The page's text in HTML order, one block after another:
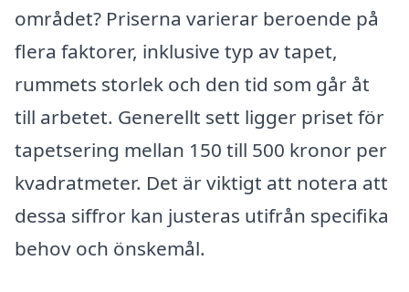
området? Priserna varierar beroende på
flera faktorer, inklusive typ av tapet,
rummets storlek och den tid som går åt
till arbetet. Generellt sett ligger priset för
tapetsering mellan 150 till 500 kronor per
kvadratmeter. Det är viktigt att notera att
dessa siffror kan justeras utifrån specifika
behov och önskemål.